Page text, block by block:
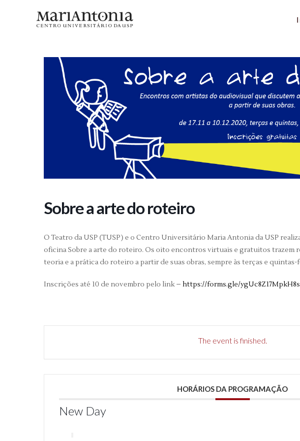
Sobre a arte do roteiro
Sobre a arte do roteiro
O Teatro da USP (TUSP) e o Centro Universitário Maria Antonia da USP
oficina Sobre a arte do roteiro. Os oito encontros virtuais e gratuitos trazem
teoria e a prática do roteiro a partir de suas obras, sempre às terças e quintas-
Inscrições até 10 de novembro pelo link – https://forms.gle/
The event is finished.
HORÁRIOS DA PROGRAMAÇÃO
New Day